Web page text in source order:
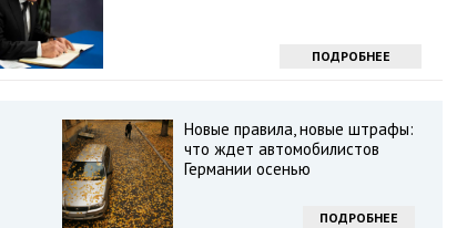
ПОДРОБНЕЕ
Новые правила, новые штрафы:
что ждет автомобилистов
Германии осенью
ПОДРОБНЕЕ